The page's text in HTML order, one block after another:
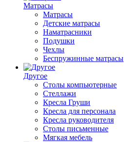
Матрасы
Матрасы
Детские матрасы
Наматрасники
Подушки
Чехлы
Беспружинные матрасы
Другое
Столы компьютерные
Стеллажи
Кресла Груши
Кресла для персонала
Кресла руководителя
Столы письменные
Мягкая мебель